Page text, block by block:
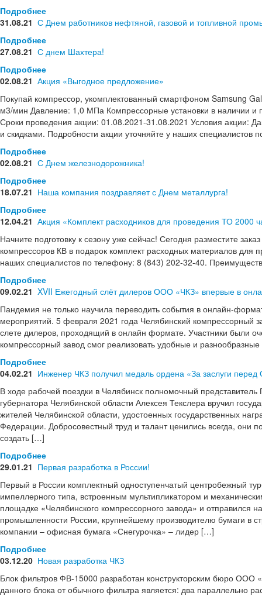
Подробнее
31.08.21 С Днем работников нефтяной, газовой и топливной
Подробнее
27.08.21 С днем Шахтера!
Подробнее
02.08.21 Акция «Выгодное предложение»
Покупай компрессор, укомплектованный смартфоном Samsung
м3/мин Давление: 1,0 МПа Компрессорные установки в наличии и
Сроки проведения акции: 01.08.2021-31.08.2021 Условия акции:
и скидками. Подробности акции уточняйте у наших специалистов
Подробнее
02.08.21 С Днем железнодорожника!
Подробнее
18.07.21 Наша компания поздравляет с Днем металлурга!
Подробнее
12.04.21 Акция «Комплект расходников для проведения ТО 2000
Начните подготовку к сезону уже сейчас! Сегодня разместите
компрессоров КВ в подарок комплект расходных материалов для
наших специалистов по телефону: 8 (843) 202-32-40.
Подробнее
09.02.21 XVII Ежегодный слёт дилеров ООО «ЧКЗ» впервые в
Пандемия не только научила переводить события в онлайн-
мероприятий. 5 февраля 2021 года Челябинский компрессорный
слете дилеров, проходящий в онлайн формате. Участники были
компрессорный завод смог реализовать удобные и
Подробнее
04.02.21 Инженер ЧКЗ получил медаль ордена «За заслуги перед
В ходе рабочей поездки в Челябинск полномочный
губернатора Челябинской области Алексея Текслера вручил
жителей Челябинской области, удостоенных государственных
Федерации. Добросовестный труд и талант ценились всегда, они
создать […]
Подробнее
29.01.21 Первая разработка в России!
Первый в России комплектный одноступенчатый центробежный
импеллерного типа, встроенным мультипликатором и
площадке «Челябинского компрессорного завода» и
промышленности России, крупнейшему производителю бумаги в
компании – офисная бумага «Снегурочка» – лидер […]
Подробнее
03.12.20 Новая разработка ЧКЗ
Блок фильтров ФВ-15000 разработан конструкторским бюро
данного блока от обычного фильтра является: два параллельно